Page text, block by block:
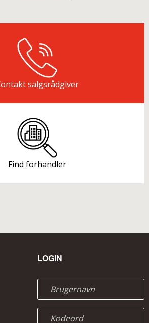
salgsrådgiver
Find forhandler
LOGIN